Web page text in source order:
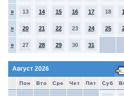
» 13 14 15 16 17 18
» 20 21 22 23 24 25
» 27 28 29 30 31
Август 2026
Пон Вто Сре Чет Пят Суб